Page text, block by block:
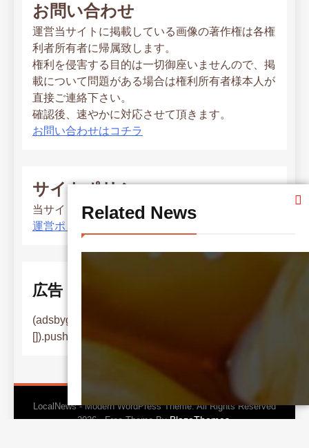
Related News
お問い合わせ
運営当サイトに掲載している画像の著作権は各権
利者所有者に帰属致します。
権利を侵害する目的は一切御座いませんので、掲
載について問題がある場合は権利所有者様本人が
直接ご連絡下さい。
確認後、速やかに対応させて頂きます。
お問い合わせはコチラ
サイトポリシー
当サイト運営ポリシー
運営ポリシー
広告
(adsbygoogle = window.adsbygoogle ||
[]).push({});
LocalNews - Modern WordPress Theme. All Rights Reserved
2026.. Free Theme ByBlazeThemes.